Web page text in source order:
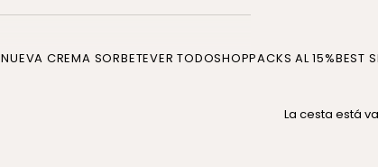
NUEVA CREMA SORBETEVER TODOSHOPPACKS AL 15%BEST
La cesta está